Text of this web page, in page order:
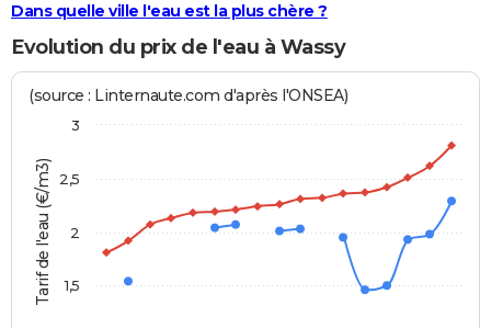
Dans quelle ville l'eau est la plus chère ?
Evolution du prix de l'eau à Wassy
Tarif de l'eau (€/m3)
(source : Linternaute.com d'après l'ONSEA)
1,5
2
2,5
3